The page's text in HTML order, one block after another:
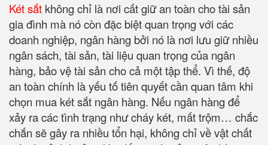
Két sắt không chỉ là nơi cất giữ an toàn cho tài sản
gia đình mà nó còn đặc biệt quan trọng với các
doanh nghiệp, ngân hàng bởi nó là nơi lưu giữ nhiều
ngân sách, tài sản, tài liệu quan trọng của ngân
hàng, bảo vệ tài sản cho cả một tập thể. Vì thế, độ
an toàn chính là yếu tố tiên quyết cần quan tâm khi
chọn mua két sắt ngân hàng. Nếu ngân hàng để
xảy ra các tình trạng như cháy két, mất trộm… chắc
chắn sẽ gây ra nhiều tổn hại, không chỉ về vật chất